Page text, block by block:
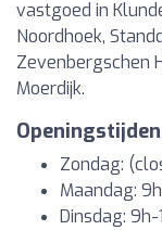
vastgoed in
Noordhoek,
Zevenbergschen
Moerdijk.
Openingstijden
Zondag:
Maandag:
Dinsdag: 9h-